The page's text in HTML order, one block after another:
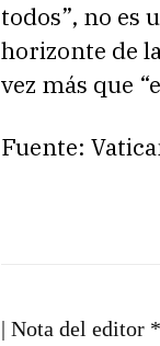
todos”, no es
horizonte de
vez más que
Fuente:
| Nota del editor *